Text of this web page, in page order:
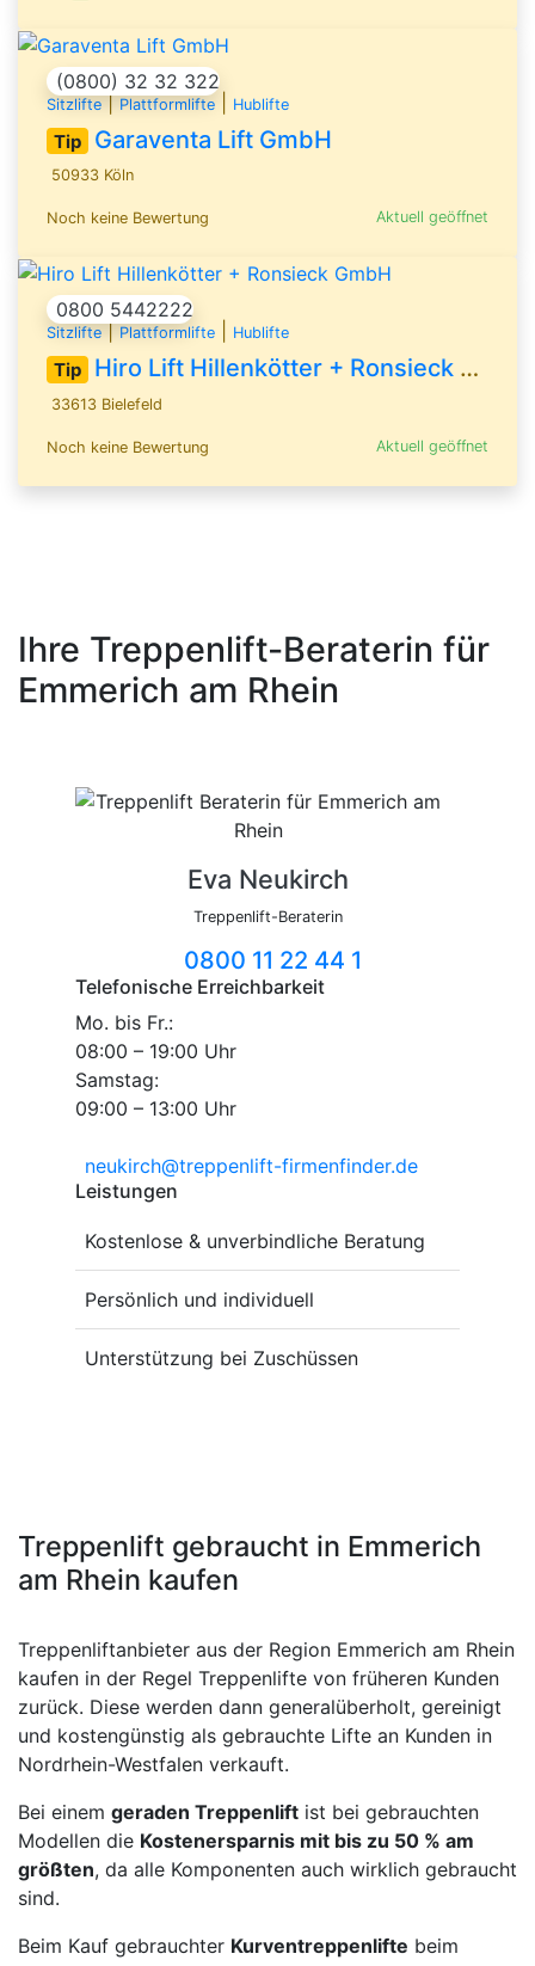
(0800) 32 32 322
Sitzlifte|Plattformlifte Hublifte
Tip Garaventa Lift GmbH
50933 Köln
Noch keine Bewertung Aktuell geöffnet
0800 5442222
Sitzlifte|Plattformlifte Hublifte
Tip Hiro Lift Hillenkötter + Ronsieck GmbH
33613 Bielefeld
Noch keine Bewertung Aktuell geöffnet
Ihre Treppenlift-Beraterin für
Emmerich am Rhein
Eva Neukirch
Treppenlift-Beraterin
0800 11 22 44 1
Telefonische Erreichbarkeit
Mo. bis Fr.:
08:00 – 19:00 Uhr
Samstag:
09:00 – 13:00 Uhr
neukirch@treppenlift-firmenfinder.de
Leistungen
Kostenlose & unverbindliche Beratung
Persönlich und individuell
Unterstützung bei Zuschüssen
Treppenlift gebraucht in Emmerich
am Rhein kaufen
Treppenliftanbieter aus der Region Emmerich am Rhein
kaufen in der Regel Treppenlifte von früheren Kunden
zurück. Diese werden dann generalüberholt, gereinigt
und kostengünstig als gebrauchte Lifte an Kunden in
Nordrhein-Westfalen verkauft.
Bei einem geraden Treppenlift ist bei gebrauchten
Modellen die Kostenersparnis mit bis zu 50 % am
größten, da alle Komponenten auch wirklich gebraucht
sind.
Beim Kauf gebrauchter Kurventreppenlifte beim